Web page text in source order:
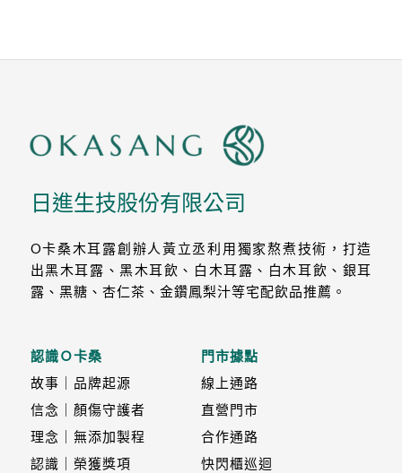
日進生技股份有限公司
O卡桑木耳露創辦人黃立丞利用獨家熬煮技術，打造
出黑木耳露、黑木耳飲、白木耳露、白木耳飲、銀耳
露、黑糖、杏仁茶、金鑽鳳梨汁等宅配飲品推薦。
認識Ｏ卡桑
故事｜品牌起源
信念｜顏傷守護者
理念｜無添加製程
認識｜榮獲獎項
門市據點
線上通路
直營門市
合作通路
快閃櫃巡迴